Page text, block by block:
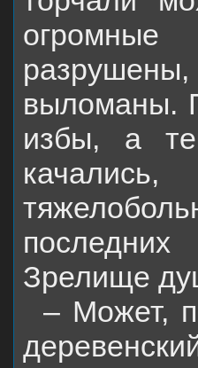
огромные
выломаны.
избы, а
Зрелище
– Может,